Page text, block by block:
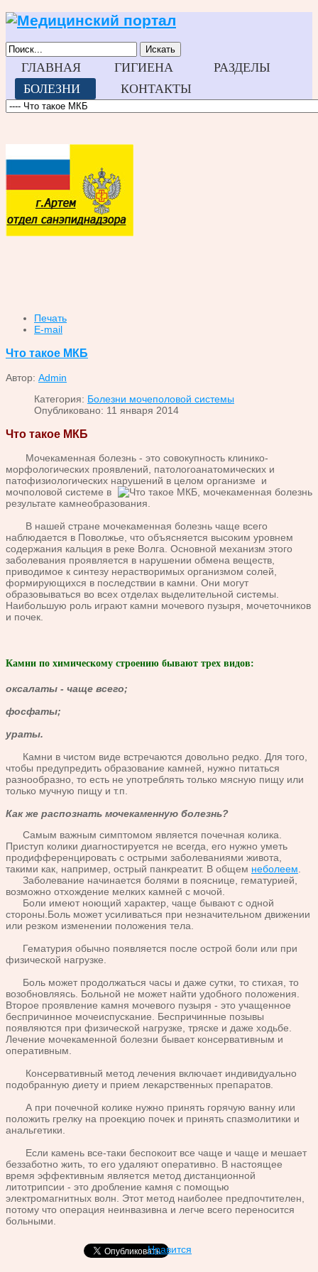
Искать
ГЛАВНАЯ ГИГИЕНА
РАЗДЕЛЫ
БОЛЕЗНИ
КОНТАКТЫ
Печать
E-mail
Что такое МКБ
Автор: Admin
Категория: Болезни мочеполовой системы
Опубликовано: 11 января 2014
Что такое МКБ
Мочекаменная болезнь - это совокупность клинико-
морфологических проявлений, патологоанатомических и
патофизиологических нарушений в целом организме и
мочполовой системе в
результате камнеобразования.
В нашей стране мочекаменная болезнь чаще всего
наблюдается в Поволжье, что объясняется высоким уровнем
содержания кальция в реке Волга. Основной механизм этого
заболевания проявляется в нарушении обмена веществ,
приводимое к синтезу нерастворимых организмом солей,
формирующихся в последствии в камни. Они могут
образовываться во всех отделах выделительной системы.
Наибольшую роль играют камни мочевого пузыря, мочеточников
и почек.
Камни по химическому строению бывают трех видов:
оксалаты - чаще всего;
фосфаты;
ураты.
Камни в чистом виде встречаются довольно редко. Для того,
чтобы предупредить образование камней, нужно питаться
разнообразно, то есть не употреблять только мясную пищу или
только мучную пищу и т.п.
Как же распознать мочекаменную болезнь?
Самым важным симптомом является почечная колика.
Приступ колики диагностируется не всегда, его нужно уметь
продифференцировать с острыми заболеваниями живота,
такими как, например, острый панкреатит. В общем неболеем
Заболевание начинается болями в пояснице, гематурией,
возможно отхождение мелких камней с мочой.
Боли имеют ноющий характер, чаще бывают с одной
стороны.Боль может усиливаться при незначительном движении
или резком изменении положения тела.
Гематурия обычно появляется после острой боли или при
физической нагрузке.
Боль может продолжаться часы и даже сутки, то стихая, то
возобновляясь. Больной не может найти удобного положения.
Второе проявление камня мочевого пузыря - это учащенное
беспричинное мочеиспускание. Беспричинные позывы
появляются при физической нагрузке, тряске и даже ходьбе.
Лечение мочекаменной болезни бывает консервативным и
оперативным.
Консервативный метод лечения включает индивидуально
подобранную диету и прием лекарственных препаратов.
А при почечной колике нужно принять горячую ванну или
положить грелку на проекцию почек и принять спазмолитики и
анальгетики.
Если камень все-таки беспокоит все чаще и чаще и мешает
беззаботно жить, то его удаляют оперативно. В настоящее
время эффективным является метод дистанционной
литотрипсии - это дробление камня с помощью
электромагнитных волн. Этот метод наиболее предпочтителен,
потому что операция неинвазивна и легче всего переносится
больными.
Нравится